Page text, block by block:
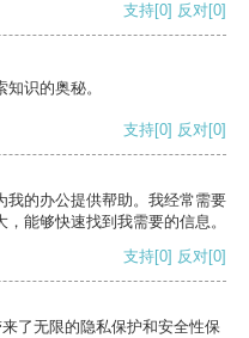
支持[0] 反对[0]
识的奥秘。
支持[0] 反对[0]
我的办公提供帮助。我经常需要
能够快速找到我需要的信息。
支持[0] 反对[0]
了无限的隐私保护和安全性保